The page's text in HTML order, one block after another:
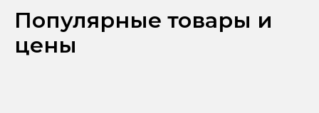
Популярные товары и
цены